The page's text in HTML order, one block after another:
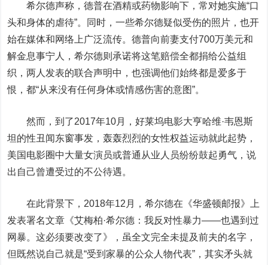
希尔德声称，德普在酒精或药物影响下，常对她实施“口
头和身体的虐待”。同时，一些希尔德疑似受伤的照片，也开
始在媒体和网络上广泛流传。德普向前妻支付700万美元和
解金息事宁人，希尔德则承诺将这笔赔偿全都捐给公益组
织，两人发表的联合声明中，也强调他们始终都是爱多于
恨，都“从来没有任何身体或情感伤害的意图”。
然而，到了2017年10月，好莱坞电影大亨哈维·韦恩斯
坦的性丑闻东窗事发，轰轰烈烈的女性权益运动就此起势，
美国电影圈中大量女演员或普通从业人员纷纷鼓起勇气，说
出自己曾遭受过的不公待遇。
在此背景下，2018年12月，希尔德在《华盛顿邮报》上
发表署名文章《艾梅柏·希尔德：我反对性暴力——也遇到过
网暴。这必须要改变了》，虽全文完全未提及前夫的名字，
但既然说自己就是“受到家暴的公众人物代表”，其实矛头就